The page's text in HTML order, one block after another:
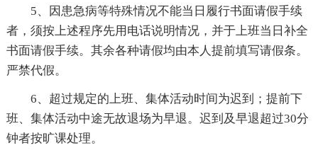
5、因患急病等特殊情况不能当日履行书面请假手续
者，须按上述程序先用电话说明情况，并于上班当日补全
书面请假手续。其余各种请假均由本人提前填写请假条。
严禁代假。
6、超过规定的上班、集体活动时间为迟到；提前下
班、集体活动中途无故退场为早退。迟到及早退超过30分
钟者按旷课处理。